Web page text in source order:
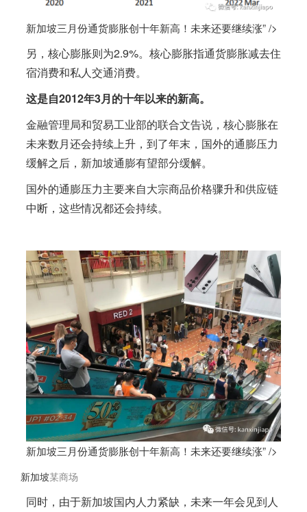
新加坡三月份通货膨胀创十年新高！未来还要继续涨” />
另，核心膨胀则为2.9%。核心膨胀指通货膨胀减去住
宿消费和私人交通消费。
这是自2012年3月的十年以来的新高。
金融管理局和贸易工业部的联合文告说，核心膨胀在
未来数月还会持续上升，到了年末，国外的通膨压力
缓解之后， 新加坡通膨有望部分缓解。
国外的通膨压力主要来自大宗商品价格骤升和供应链
中断，这些情况都还会持续。
新加坡三月份通货膨胀创十年新高！未来还要继续涨” />
新加坡某商场
同时，由于新加坡国内人力紧缺，未来一年会见到人